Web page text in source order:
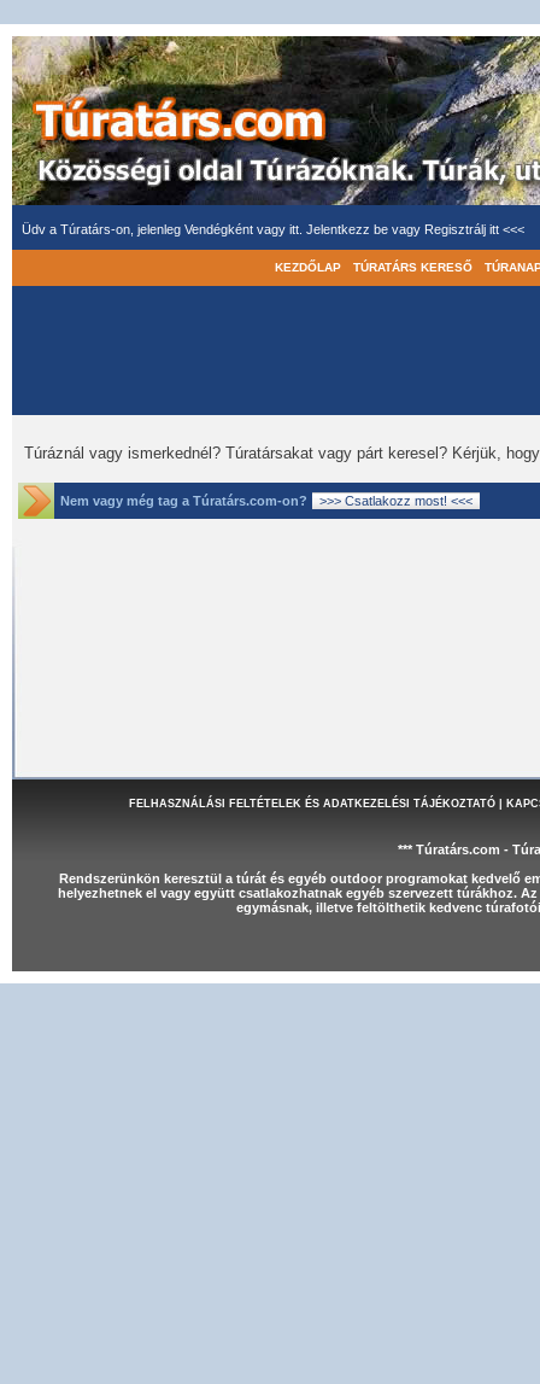
Üdv a Túratárs-on, jelenleg Vendégként vagy itt. Jelentkezz be vagy Regisztrálj itt <<<
KEZDŐLAP TÚRATÁRS KERESŐ
Túráznál vagy ismerkednél? Túratársakat vagy párt keresel? Kérjük,
Nem vagy még tag a Túratárs.com-on?
FELHASZNÁLÁSI FELTÉTELEK ÉS ADATKEZELÉSI TÁJÉKOZTATÓ|
*** Túratárs.com -
Rendszerünkön keresztül a túrát és egyéb outdoor programokat kedvelő
helyezhetnek el vagy együtt csatlakozhatnak egyéb szervezett túrákhoz.
egymásnak, illetve feltölthetik kedvenc